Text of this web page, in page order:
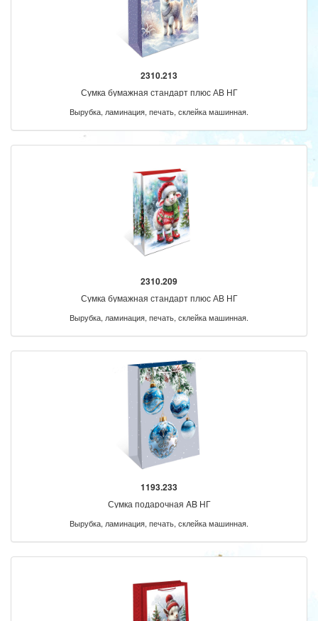
2310.213
Сумка бумажная стандарт плюс АВ НГ
Вырубка, ламинация, печать, склейка машинная.
2310.209
Сумка бумажная стандарт плюс АВ НГ
Вырубка, ламинация, печать, склейка машинная.
1193.233
Сумка подарочная AB НГ
Вырубка, ламинация, печать, склейка машинная.